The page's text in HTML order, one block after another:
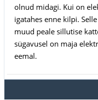
olnud midagi. Kui on
igatahes enne kilpi.
muud peale sillutise
sügavusel on maja
eemal.